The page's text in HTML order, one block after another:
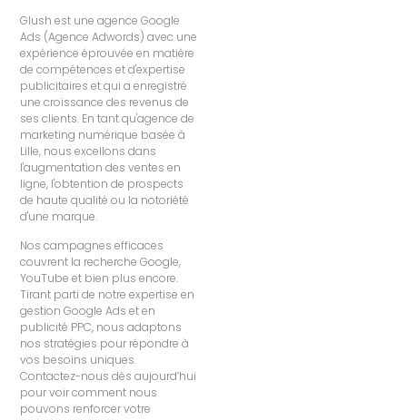
Glush est une agence Google
Ads (Agence Adwords) avec une
expérience éprouvée en matière
de compétences et d'expertise
publicitaires et qui a enregistré
une croissance des revenus de
ses clients. En tant qu'agence de
marketing numérique basée à
Lille, nous excellons dans
l'augmentation des ventes en
ligne, l'obtention de prospects
de haute qualité ou la notoriété
d'une marque.
Nos campagnes efficaces
couvrent la recherche Google,
YouTube et bien plus encore.
Tirant parti de notre expertise en
gestion Google Ads et en
publicité PPC, nous adaptons
nos stratégies pour répondre à
vos besoins uniques.
Contactez-nous dès aujourd’hui
pour voir comment nous
pouvons renforcer votre